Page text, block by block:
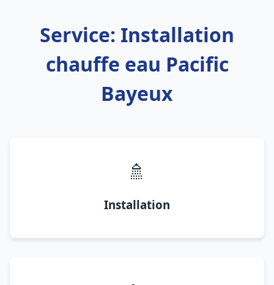
Service: Installation
chauffe eau Pacific
Bayeux
🚿
Installation